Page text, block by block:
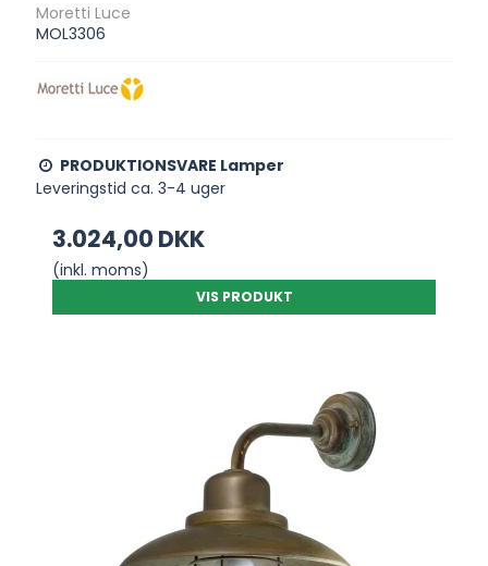
Moretti Luce
MOL3306
PRODUKTIONSVARE Lamper
Leveringstid ca. 3-4 uger
3.024,00 DKK
(inkl. moms)
VIS PRODUKT